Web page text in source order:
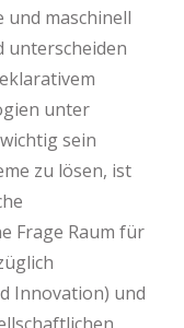
und maschinell
unterscheiden
unter
sein
zu lösen, ist
Frage Raum für
Innovation) und